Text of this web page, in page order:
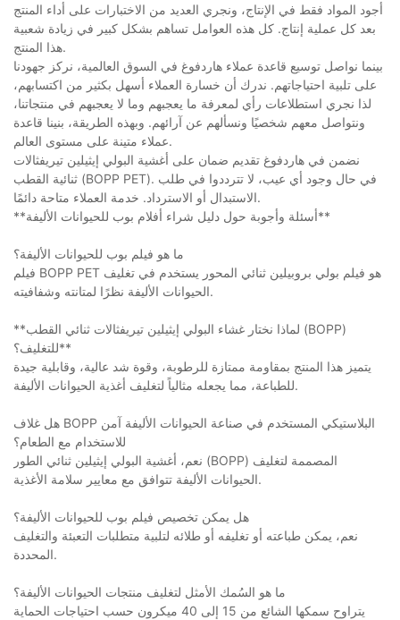
أجود المواد فقط في الإنتاج، ونجري العديد من الاختبارات على أداء المنتج
بعد كل عملية إنتاج. كل هذه العوامل تساهم بشكل كبير في زيادة شعبية
هذا المنتج.
بينما نواصل توسيع قاعدة عملاء هاردفوغ في السوق العالمية، نركز جهودنا
على تلبية احتياجاتهم. ندرك أن خسارة العملاء أسهل بكثير من اكتسابهم،
لذا نجري استطلاعات رأي لمعرفة ما يعجبهم وما لا يعجبهم في منتجاتنا،
ونتواصل معهم شخصيًا ونسألهم عن آرائهم. وبهذه الطريقة، بنينا قاعدة
عملاء متينة على مستوى العالم.
نضمن في هاردفوغ تقديم ضمان على أغشية البولي إيثيلين تيريفثالات
ثنائية القطب (BOPP PET). في حال وجود أي عيب، لا تترددوا في طلب
الاستبدال أو الاسترداد. خدمة العملاء متاحة دائمًا.
**أسئلة وأجوبة حول دليل شراء أفلام بوب للحيوانات الأليفة**
ما هو فيلم بوب للحيوانات الأليفة؟
فيلم BOPP PET هو فيلم بولي بروبيلين ثنائي المحور يستخدم في تغليف
الحيوانات الأليفة نظرًا لمتانته وشفافيته.
**لماذا نختار غشاء البولي إيثيلين تيريفثالات ثنائي القطب (BOPP)
للتغليف؟**
يتميز هذا المنتج بمقاومة ممتازة للرطوبة، وقوة شد عالية، وقابلية جيدة
للطباعة، مما يجعله مثالياً لتغليف أغذية الحيوانات الأليفة.
هل غلاف BOPP البلاستيكي المستخدم في صناعة الحيوانات الأليفة آمن
للاستخدام مع الطعام؟
نعم، أغشية البولي إيثيلين ثنائي الطور (BOPP) المصممة لتغليف
الحيوانات الأليفة تتوافق مع معايير سلامة الأغذية.
هل يمكن تخصيص فيلم بوب للحيوانات الأليفة؟
نعم، يمكن طباعته أو تغليفه أو طلائه لتلبية متطلبات التعبئة والتغليف
المحددة.
ما هو السُمك الأمثل لتغليف منتجات الحيوانات الأليفة؟
يتراوح سمكها الشائع من 15 إلى 40 ميكرون حسب احتياجات الحماية